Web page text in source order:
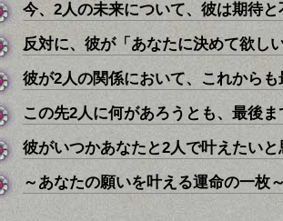
今、2人の未来について、彼は期待
反対に、彼が「あなたに決めて欲し
彼が2人の関係において、これから
この先2人に何があろうとも、最後ま
彼がいつかあなたと2人で叶えたい
～あなたの願いを叶える運命の一枚